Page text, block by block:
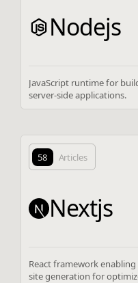
Nodejs
JavaScript runtime for
server-side applications.
58 Articles
Nextjs
React framework
site generation for